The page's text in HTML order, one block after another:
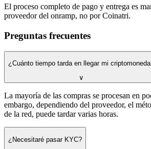
El proceso completo de pago y entrega es
proveedor del onramp, no por Coinatri.
Preguntas frecuentes
¿Cuánto tiempo tarda en llegar mi
∨
La mayoría de las compras se procesan en
embargo, dependiendo del proveedor, el
de la red, puede tardar varias horas.
¿Necesitaré pasar KYC?